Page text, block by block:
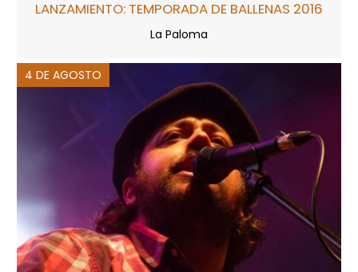
LANZAMIENTO: TEMPORADA DE BALLENAS 2016
La Paloma
4 DE AGOSTO